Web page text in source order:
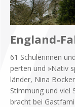
England-
61 Schü­le­rin­nen
per­ten und »Na­tiv
län­der, Nina
Stim­mung und viel
bracht bei